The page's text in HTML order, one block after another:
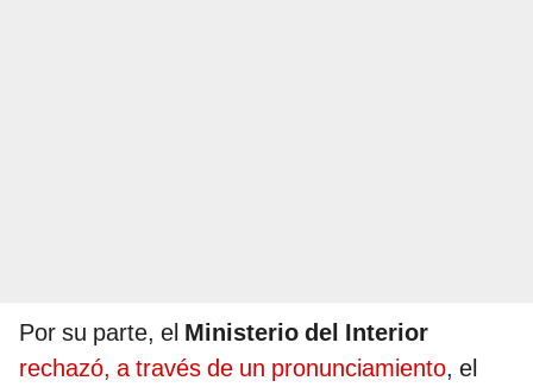
Por su parte, el Ministerio del Interior
rechazó, a través de un pronunciamiento, el